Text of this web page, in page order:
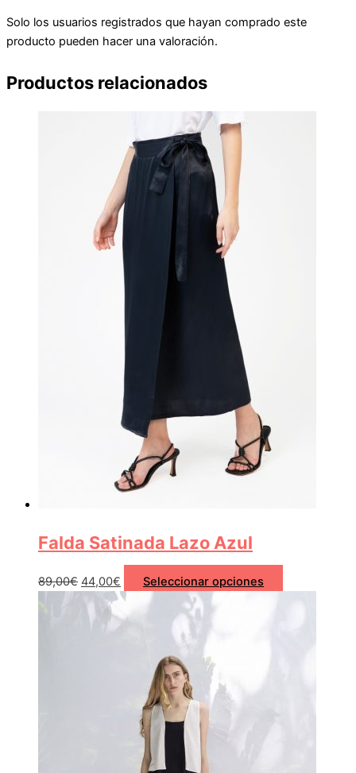
Solo los usuarios registrados que hayan comprado este
producto pueden hacer una valoración.
Productos relacionados
Falda Satinada Lazo Azul
89,00€ 44,00€ Seleccionar opciones